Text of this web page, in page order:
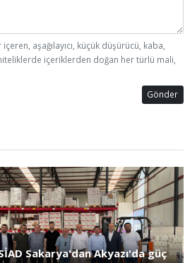
aşağılayıcı, küçük düşürücü, kaba,
içeriklerden doğan her türlü mali,
Gönder
Sakarya'dan Akyazı'da güç